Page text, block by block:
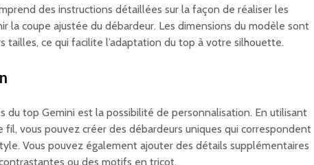
des instructions détaillées sur la façon de réaliser les
la coupe ajustée du débardeur. Les dimensions du modèle sont
tailles, ce qui facilite l’adaptation du top à votre silhouette.
du top Gemini est la possibilité de personnalisation. En utilisant
vous pouvez créer des débardeurs uniques qui correspondent
Vous pouvez également ajouter des détails supplémentaires
ou des motifs en tricot.